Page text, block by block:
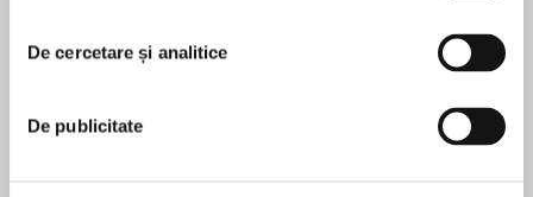
De cercetare și analitice
De publicitate
În acest moment nu există recenzii
Quentin Blake